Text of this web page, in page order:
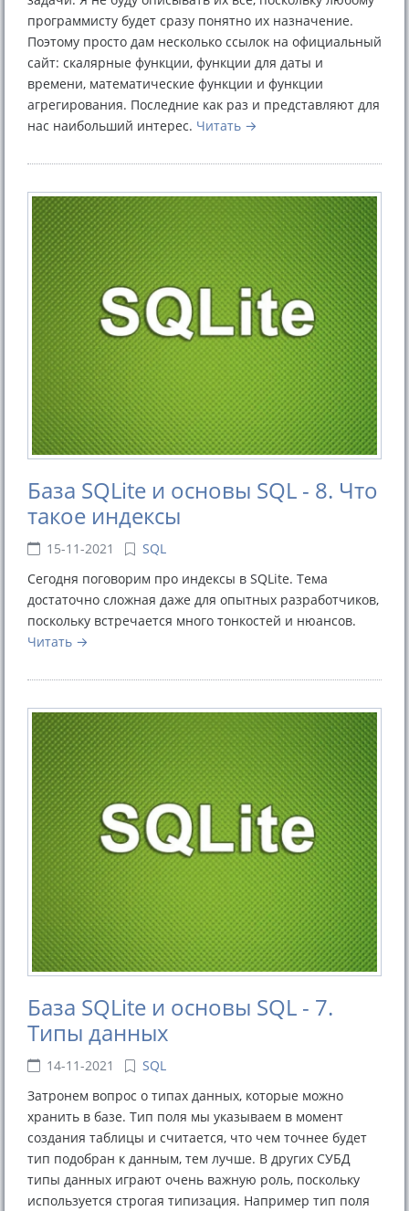
программисту будет сразу понятно их назначение.
Поэтому просто дам несколько ссылок на официальный
сайт: скалярные функции, функции для даты и
времени, математические функции и функции
агрегирования. Последние как раз и представляют для
нас наибольший интерес. Читать
База SQLite и основы SQL - 8. Что
такое индексы
15-11-2021
SQL
Сегодня поговорим про индексы в SQLite. Тема
достаточно сложная даже для опытных разработчиков,
поскольку встречается много тонкостей и нюансов.
Читать
База SQLite и основы SQL - 7.
Типы данных
14-11-2021
SQL
Затронем вопрос о типах данных, которые можно
хранить в базе. Тип поля мы указываем в момент
создания таблицы и считается, что чем точнее будет
тип подобран к данным, тем лучше. В других СУБД
типы данных играют очень важную роль, поскольку
используется строгая типизация. Например тип поля